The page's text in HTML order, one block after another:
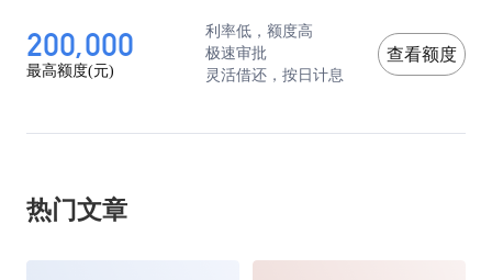
200,000
最高额度(元)
利率低，额度高
极速审批
灵活借还，按日计息
查看额度
热门文章